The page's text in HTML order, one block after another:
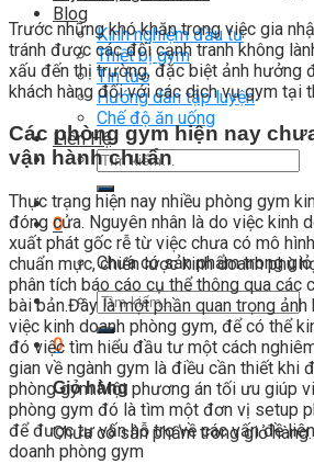
Blog
Kinh nghiệm đầu tư
Thiết bị gym
Tin tức
Hướng dẫn tập luyện
Chế độ ăn uống
Liên Hệ
Tìm
kiếm:
0
Chưa có sản phẩm trong giỏ
Tìm
kiếm:
0
Giỏ hàng
Chưa có sản phẩm trong giỏ hàng.
Trước những khó khăn trong việc gia
tránh được các đối cạnh tranh không
xấu đến thị trường, đặc biệt ảnh hưởng
khách hàng đối với các dịch vụ gym tại
Các phòng gym hiện nay
vận hành chuẩn
Thực trạng hiện nay nhiều phòng gym
đóng cửa. Nguyên nhân là do việc kinh
xuất phát gốc rễ từ việc chưa có mô
chuẩn mực, chiến lược kinh doanh phù
phân tích báo cáo cụ thể thông qua các
bài bản.Đây là một phần quan trọng
việc kinh doanh phòng gym, để có thể
đó việc tìm hiểu đầu tư một cách
gian về ngành gym là điều cần thiết khi
phòng gym.Một phương án tối ưu giúp
phòng gym đó là tìm một đơn vị setup
để được tư vấn hỗ trợ về các vấn đề
doanh phòng gym